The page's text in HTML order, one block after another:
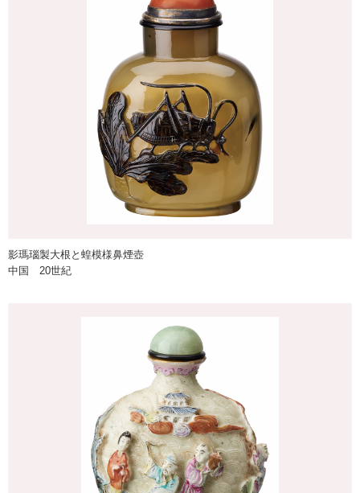
影瑪瑙製大根と蝗模様鼻煙壺
中国 20世紀